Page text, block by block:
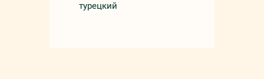
турецкий